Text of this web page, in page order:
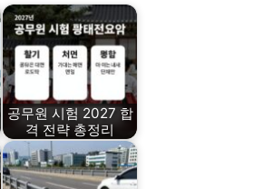
공무원 시험 2027 합
격 전략 총정리